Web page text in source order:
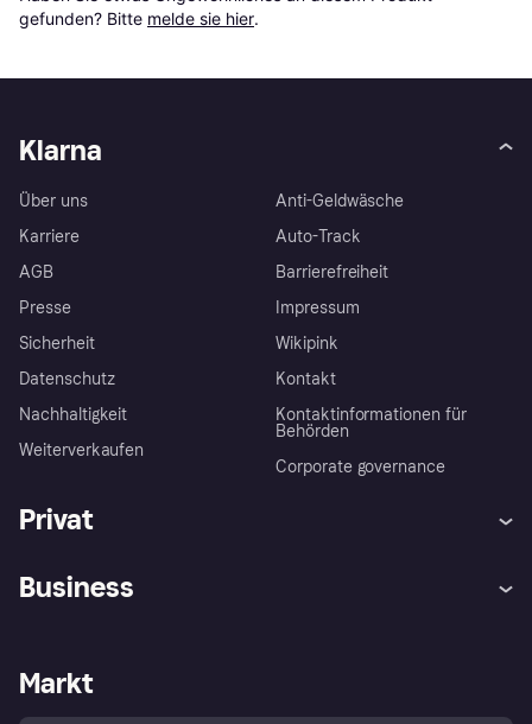
gefunden? Bitte melde sie hier.
Klarna
Über uns
Karriere
AGB
Presse
Sicherheit
Datenschutz
Nachhaltigkeit
Weiterverkaufen
Anti-Geldwäsche
Auto-Track
Barrierefreiheit
Impressum
Wikipink
Kontakt
Kontaktinformationen für
Behörden
Corporate governance
Privat
Klarna App
Shops entdecken
Dein Widerrufsrecht
Business
Händlerportal
Markt